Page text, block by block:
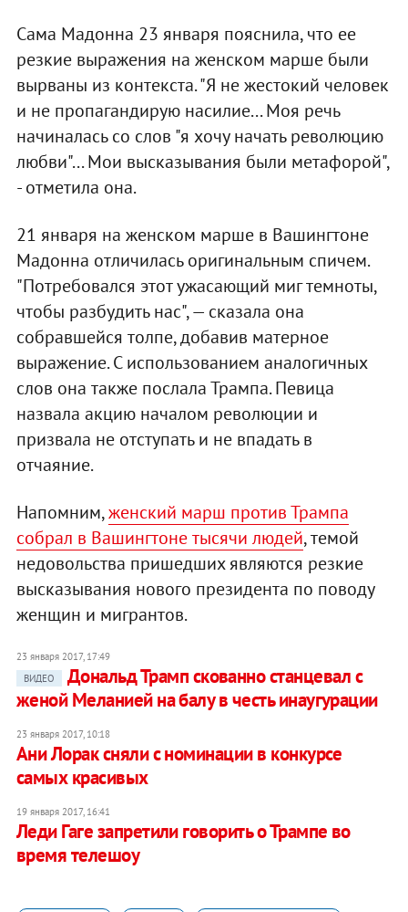
Сама Мадонна 23 января пояснила, что ее
резкие выражения на женском марше были
вырваны из контекста. "Я не жестокий человек
и не пропагандирую насилие... Моя речь
начиналась со слов "я хочу начать революцию
любви"... Мои высказывания были метафорой",
- отметила она.
21 января на женском марше в Вашингтоне
Мадонна отличилась оригинальным спичем.
"Потребовался этот ужасающий миг темноты,
чтобы разбудить нас", — сказала она
собравшейся толпе, добавив матерное
выражение. С использованием аналогичных
слов она также послала Трампа. Певица
назвала акцию началом революции и
призвала не отступать и не впадать в
отчаяние.
Напомним,женский марш против Трампа
собрал в Вашингтоне тысячи людей, темой
недовольства пришедших являются резкие
высказывания нового президента по поводу
женщин и мигрантов.
23 января 2017, 17:49
ВИДЕО
Дональд Трамп скованно станцевал с
женой Меланией на балу в честь инаугурации
23 января 2017, 10:18
Ани Лорак сняли с номинации в конкурсе
самых красивых
19 января 2017, 16:41
Леди Гаге запретили говорить о Трампе во
время телешоу